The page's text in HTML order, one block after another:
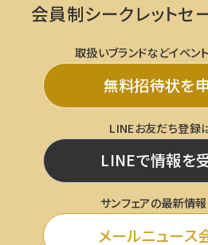
会員制シークレットセ
取扱いブランドなどイベン
LINEお友だち登録
サンフェアの最新情報
無料招待状を
LINEで情報を
メールニュース